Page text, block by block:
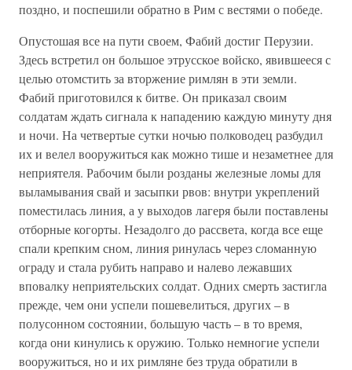
поздно, и поспешили обратно в Рим с вестями о победе.
Опустошая все на пути своем, Фабий достиг Перузии.
Здесь встретил он большое этрусское войско, явившееся с
целью отомстить за вторжение римлян в эти земли.
Фабий приготовился к битве. Он приказал своим
солдатам ждать сигнала к нападению каждую минуту дня
и ночи. На четвертые сутки ночью полководец разбудил
их и велел вооружиться как можно тише и незаметнее для
неприятеля. Рабочим были розданы железные ломы для
выламывания свай и засыпки рвов: внутри укреплений
поместилась линия, а у выходов лагеря были поставлены
отборные когорты. Незадолго до рассвета, когда все еще
спали крепким сном, линия ринулась через сломанную
ограду и стала рубить направо и налево лежавших
вповалку неприятельских солдат. Одних смерть застигла
прежде, чем они успели пошевелиться, других – в
полусонном состоянии, большую часть – в то время,
когда они кинулись к оружию. Только немногие успели
вооружиться, но и их римляне без труда обратили в